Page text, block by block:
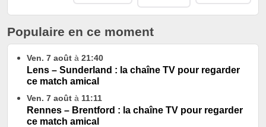
Populaire en ce moment
Ven. 7 août à 21:40
Lens – Sunderland : la chaîne TV pour regarder
ce match amical
Ven. 7 août à 11:11
Rennes – Brentford : la chaîne TV pour regarder
ce match amical